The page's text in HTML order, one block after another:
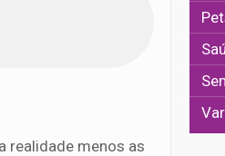
realidade menos as